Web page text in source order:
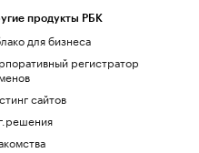
продукты РБК
для бизнеса
регистратор
сайтов